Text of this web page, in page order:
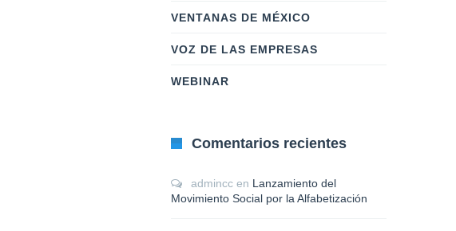
VENTANAS DE MÉXICO
VOZ DE LAS EMPRESAS
WEBINAR
Comentarios recientes
admincc en Lanzamiento del
Movimiento Social por la Alfabetización